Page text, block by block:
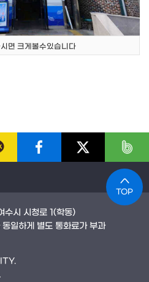
면 크게볼수있습니다
TOP
시 시청로 1(학동)
일하게 별도 통화료가 부과